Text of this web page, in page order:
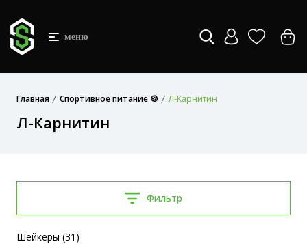
меню
Главная Спортивное питание 🍪 Л-Карнитин
Л-Карнитин
Фильтр
Шейкеры (31)